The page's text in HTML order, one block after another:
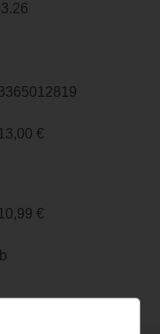
13,00 €
10,99 €